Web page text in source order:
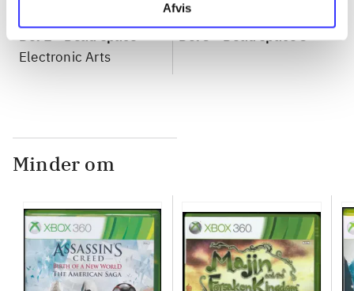
Afvis
Del 1 -Dead space
Electronic Arts
Del 3 -Dead space 3
Minder om